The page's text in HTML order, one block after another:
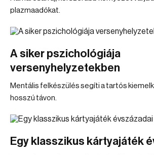
plazmaadókat.
A siker pszichológiája
versenyhelyzetekben
Mentális felkészülés segíti a tartós
hosszú távon.
Egy klasszikus kártyajáték